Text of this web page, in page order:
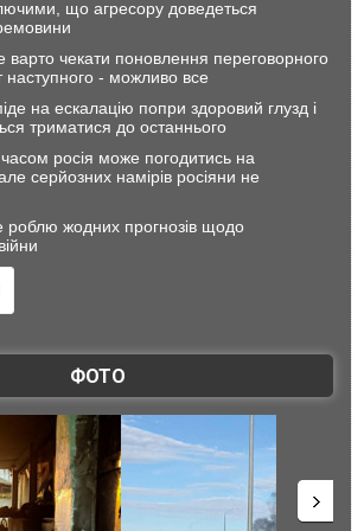
що агресору доведеться
варто чекати поновлення переговорного
наступного - можливо все
на ескалацію попри здоровий глузд і
триматися до останнього
росія може погодитись на
серйозних намірів росіяни не
роблю жодних прогнозів щодо
ФОТО